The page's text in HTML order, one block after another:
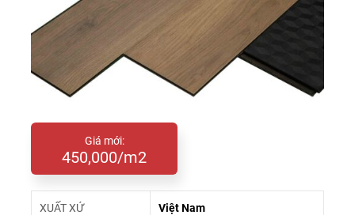
Giá mới:
450,000/m2
XUẤT XỨ Việt Nam